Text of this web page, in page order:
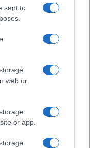
sent to
web or
or app.